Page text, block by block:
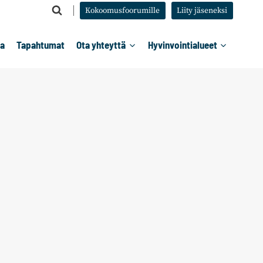
Kokoomusfoorumille Liity jäseneksi
Tapahtumat Ota yhteyttä Hyvinvointialueet